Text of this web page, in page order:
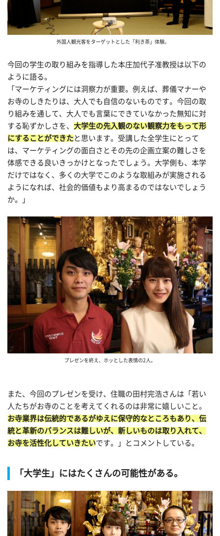
外国人観光客をターゲットとした「利き茶」体験。
今回の学生の取り組みを指導した本庄加代子准教授は以下の
ように語る。
「マーケティングには洞察力が重要。例えば、葬儀マナーや
お寺のしきたりは、大人でも自信のないものです。今回の取
り組みを通して、大人でも言葉にできていなかった無知に対
する恥ずかしさを、 大学生の先入観のない観察力をもって形
にすることができた と思います。受講した全学生にとって
は、マーケティングの面白さとその先の企画立案の難しさを
体感できる良いきっかけとなったでしょう。大学側も、本学
だけではなく、多くの大学でこのような取組みが実施される
ようになれば、社会的価値もより高まるのではないでしょう
か。」
プレゼンを終え、ホッとした表情の2人。
また、今回のプレゼンを受け、住職の田村完浩さんは「若い
人たちがお寺のことを考えてくれるのは非常に嬉しいこと。
お寺業界は伝統的であるがゆえに保守的なところもあり、伝
統と革新のバランスは難しいが、新しいものは取り入れて、
お寺を活性化していきたいです。」とコメントしている。
「大学生」にはたくさんの可能性がある。